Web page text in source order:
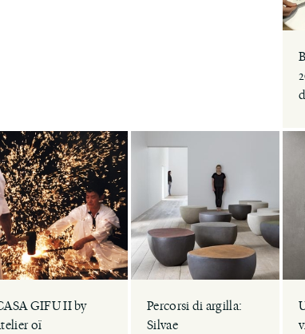
GIFU II by
oï
Percorsi di argilla:
Silvae